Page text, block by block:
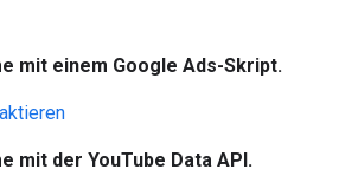
mit einem Google Ads-Skript.
mit der YouTube Data API.